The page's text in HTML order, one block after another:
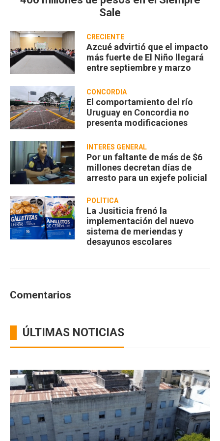
Sale
CRECIENTE
Azcué advirtió que el impacto
más fuerte de El Niño llegará
entre septiembre y marzo
CONCORDIA
El comportamiento del río
Uruguay en Concordia no
presenta modificaciones
INTERÉS GENERAL
Por un faltante de más de $6
millones decretan días de
arresto para un exjefe policial
POLÍTICA
La Jusiticia frenó la
implementación del nuevo
sistema de meriendas y
desayunos escolares
Comentarios
ÚLTIMAS NOTICIAS